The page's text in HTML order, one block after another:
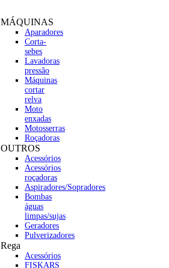
MÁQUINAS
Aparadores
Corta-
sebes
Lavadoras
pressão
Máquinas
cortar
relva
Moto
enxadas
Motosserras
Roçadoras
OUTROS
Acessórios
Acessórios
roçadoras
Aspiradores/Sopradores
Bombas
águas
limpas/sujas
Geradores
Pulverizadores
Rega
Acessórios
FISKARS